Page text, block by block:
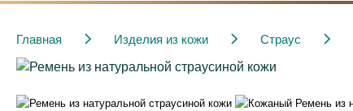
Главная Изделия из кожи Страус